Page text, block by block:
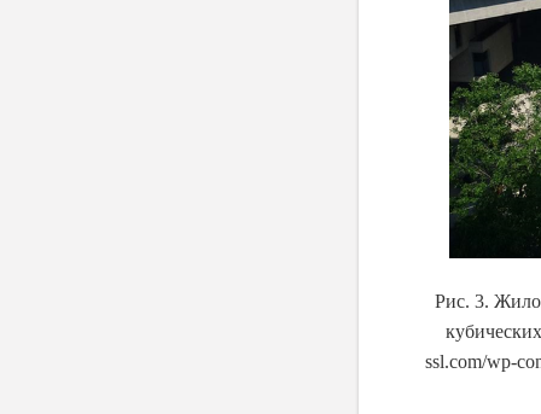
Рис. 3.
ssl.com/wp-